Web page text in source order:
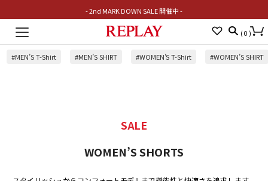
- 2nd MARK DOWN SALE 開催中 -
Toggle
( 0 )
#MEN’S T-Shirt #MEN’S SHIRT #WOMEN’S T-Shirt #WOMEN’S SHIRT
SALE
WOMEN’S SHORTS